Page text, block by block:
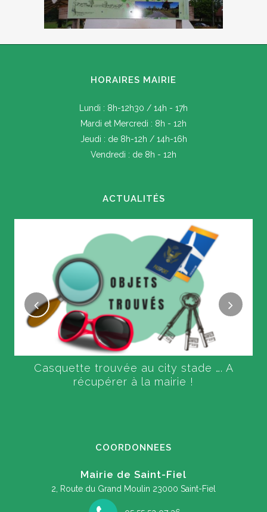
HORAIRES MAIRIE
Lundi : 8h-12h30 / 14h - 17h
Mardi et Mercredi : 8h - 12h
Jeudi : de 8h-12h / 14h-16h
Vendredi : de 8h - 12h
ACTUALITÉS
Casquette trouvée au city stade …. A
récupérer à la mairie !
COORDONNEES
Mairie de Saint-Fiel
2, Route du Grand Moulin 23000 Saint-Fiel